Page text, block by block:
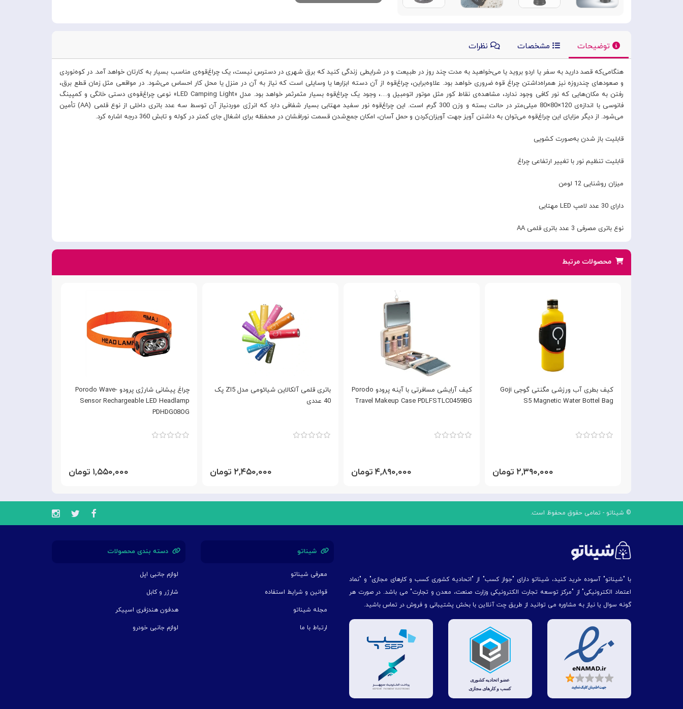
توضیحات مشخصات نظرات
هنگامی‌که قصد دارید به سفر یا اردو بروید یا می‌خواهید به مدت چند روز در طبیعت و در شرایطی زندگی کنید که برق شهری در دسترس نیست، یک چراغ‌قوه‌ی مناسب بسیار به کارتان خواهد آمد. در کوه‌نوردی
و صعودهای چندروزه نیز همراه‌داشتن چراغ قوه ضروری خواهد بود. علاوه‌براین، چراغ‌قوه از آن دسته ابزارها یا وسایلی است که نیاز به آن در منزل یا محل کار احساس می‌شود. در مواقعی مثل زمان قطع برق،
رفتن به مکان‌هایی که نور کافی وجود ندارد، مشاهده‌ی نقاط کور مثل موتور اتومبیل و…، وجود یک چراغ‌قوه بسیار مثمرثمر خواهد بود. مدل «LED Camping Light» نوعی چراغ‌قوه‌ی دستی خانگی و کمپینگ
فانوسی با اندازه‌ی 120×80×80 میلی‌متر در حالت بسته و وزن 300 گرم است. این چراغ‌قوه نور سفید مهتابی بسیار شفافی دارد که انرژی موردنیاز آن توسط سه عدد باتری داخلی از نوع قلمی (AA) تأمین
می‌شود. از دیگر مزایای این چراغ‌قوه می‌توان به داشتن آویز جهت آویزان‌کردن و حمل آسان، امکان جمع‌شدن قسمت نورافشان در محفظه برای اشغال جای کمتر در کوله و تابش 360 درجه اشاره کرد.
قابلیت باز شدن به‌صورت کشویی
قابلیت تنظیم نور با تغییر ارتفاعی چراغ
میزان روشنایی 12 لومن
دارای 30 عدد لامپ LED مهتابی
نوع باتری مصرفی 3 عدد باتری قلمی AA
محصولات مرتبط
چراغ پیشانی شارژی پرودو Porodo Wave-
Sensor Rechargeable LED Headlamp
PDHDG08OG
۱,۵۵۰,۰۰۰ تومان
باتری قلمی آلکالاین شیائومی مدل ZI5‎ پک
40 عددی
۲,۴۵۰,۰۰۰ تومان
کیف آرایشی مسافرتی با آینه پرودو Porodo
Travel Makeup Case PDLFSTLC0459BG
۴,۸۹۰,۰۰۰ تومان
کیف بطری آب ورزشی مگنتی گوجی Goji
S5 Magnetic Water Bottel Bag
۲,۳۹۰,۰۰۰ تومان
© شیناتو - تمامی حقوق محفوظ است.
با "شیناتو" آسوده خرید کنید، شیناتو دارای "جواز کسب" از "اتحادیه کشوری کسب و کارهای مجازی" و "نماد
اعتماد الکترونیکی" از "مركز توسعه تجارت الكترونیكی وزارت صنعت، معدن و تجارت" می باشد. در صورت هر
گونه سوال یا نیاز به مشاوره می توانید از طریق چت آنلاین با بخش پشتیبانی و فروش در تماس باشید.
شیناتو
معرفی شیناتو
قوانین و شرایط استفاده
مجله شیناتو
ارتباط با ما
دسته بندی محصولات
لوازم جانبی اپل
شارژر و کابل
هدفون هندزفری اسپیکر
لوازم جانبی خودرو